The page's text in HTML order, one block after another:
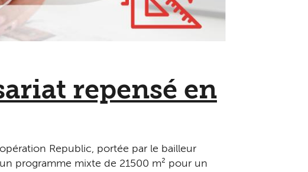
repensé en
Republic, portée par le bailleur
programme mixte de 21 500 m² pour un